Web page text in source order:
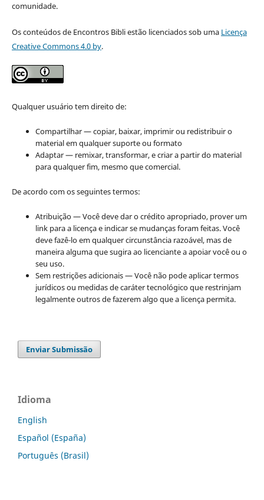
comunidade.
Os conteúdos de Encontros Bibli estão licenciados sob uma Licença
Creative Commons 4.0 by.
Qualquer usuário tem direito de:
Compartilhar — copiar, baixar, imprimir ou redistribuir o
material em qualquer suporte ou formato
Adaptar — remixar, transformar, e criar a partir do material
para qualquer fim, mesmo que comercial.
De acordo com os seguintes termos:
Atribuição — Você deve dar o crédito apropriado, prover um
link para a licença e indicar se mudanças foram feitas. Você
deve fazê-lo em qualquer circunstância razoável, mas de
maneira alguma que sugira ao licenciante a apoiar você ou o
seu uso.
Sem restrições adicionais — Você não pode aplicar termos
jurídicos ou medidas de caráter tecnológico que restrinjam
legalmente outros de fazerem algo que a licença permita.
Enviar Submissão
Idioma
English
Español (España)
Português (Brasil)